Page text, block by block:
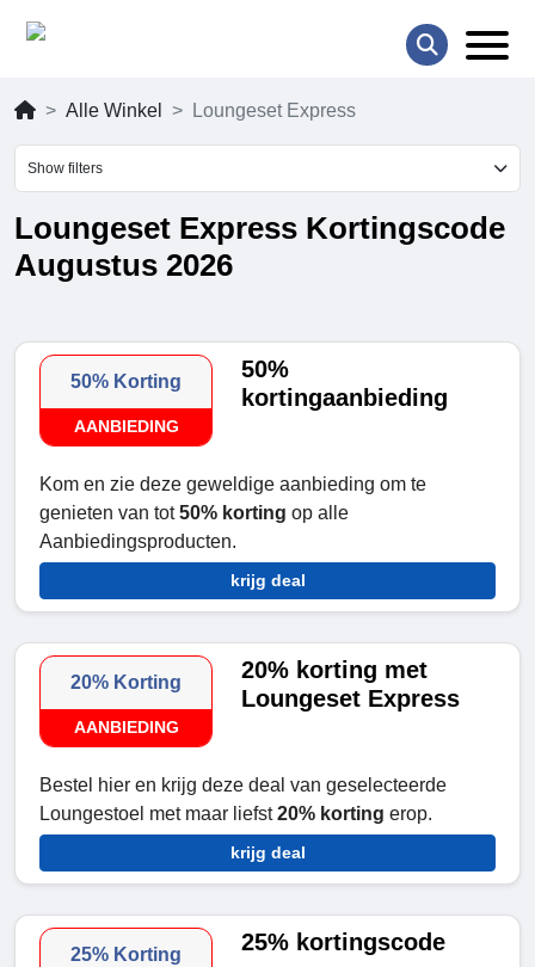
Alle Winkel Loungeset Express
Show filters
Loungeset Express Kortingscode
Augustus 2026
50% Korting
AANBIEDING
50%
kortingaanbieding
Kom en zie deze geweldige aanbieding om te
genieten van tot50% korting op alle
Aanbiedingsproducten.
krijg deal
20% Korting
AANBIEDING
20% korting met
Loungeset Express
Bestel hier en krijg deze deal van geselecteerde
Loungestoel met maar liefst20% korting erop.
krijg deal
25% Korting 25% kortingscode